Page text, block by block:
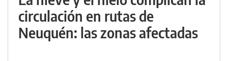
circulación en rutas de
Neuquén: las zonas afectadas